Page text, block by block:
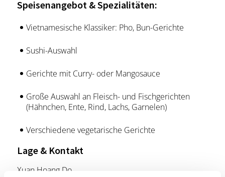
Speisenangebot & Spezialitäten:
Vietnamesische Klassiker: Pho, Bun-Gerichte
Sushi-Auswahl
Gerichte mit Curry- oder Mangosauce
Große Auswahl an Fleisch- und Fischgerichten
(Hähnchen, Ente, Rind, Lachs, Garnelen)
Verschiedene vegetarische Gerichte
Lage & Kontakt
Xuan Hoang Do